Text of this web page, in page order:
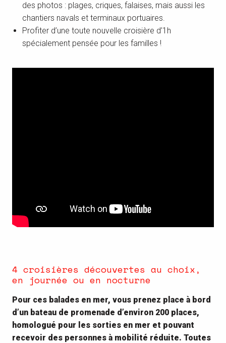
des photos : plages, criques, falaises, mais aussi les
chantiers navals et terminaux portuaires.
Profiter d’une toute nouvelle croisière d’1h
spécialement pensée pour les familles !
4 croisières découvertes au choix,
en journée ou en nocturne
Pour ces balades en mer, vous prenez place à bord
d’un bateau de promenade d’environ 200 places,
homologué pour les sorties en mer et pouvant
recevoir des personnes à mobilité réduite. Toutes